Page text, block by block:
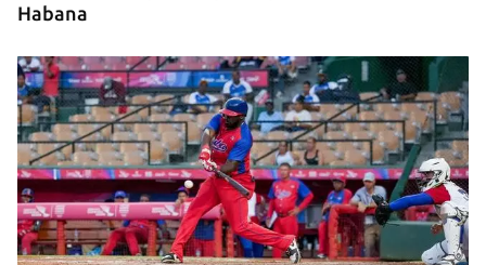
Habana